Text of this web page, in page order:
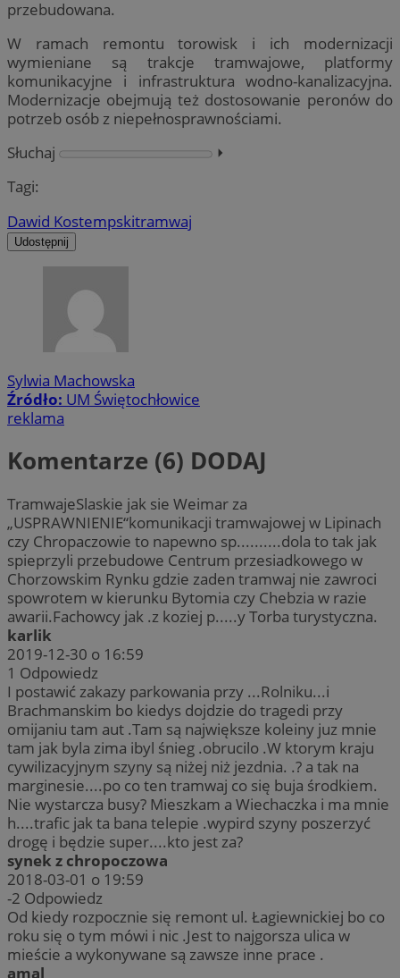
przebudowana.
W ramach remontu torowisk i ich modernizacji
wymieniane są trakcje tramwajowe, platformy
komunikacyjne i infrastruktura wodno-kanalizacyjna.
Modernizacje obejmują też dostosowanie peronów do
potrzeb osób z niepełnosprawnościami.
Słuchaj
⏵︎
Tagi:
Dawid Kostempskitramwaj
Udostępnij
Sylwia Machowska
Źródło: UM Świętochłowice
reklama
Komentarze (6) DODAJ
TramwajeSlaskie jak sie Weimar za
„USPRAWNIENIE“komunikacji tramwajowej w Lipinach
czy Chropaczowie to napewno sp..........dola to tak jak
spieprzyli przebudowe Centrum przesiadkowego w
Chorzowskim Rynku gdzie zaden tramwaj nie zawroci
spowrotem w kierunku Bytomia czy Chebzia w razie
awarii.Fachowcy jak .z koziej p.....y Torba turystyczna.
karlik
2019-12-30 o 16:59
1 Odpowiedz
I postawić zakazy parkowania przy ...Rolniku...i
Brachmanskim bo kiedys dojdzie do tragedi przy
omijaniu tam aut .Tam są największe koleiny juz mnie
tam jak byla zima ibyl śnieg .obrucilo .W ktorym kraju
cywilizacyjnym szyny są niżej niż jezdnia. .? a tak na
marginesie....po co ten tramwaj co się buja środkiem.
Nie wystarcza busy? Mieszkam a Wiechaczka i ma mnie
h....trafic jak ta bana telepie .wypird szyny poszerzyć
drogę i będzie super....kto jest za?
synek z chropoczowa
2018-03-01 o 19:59
-2 Odpowiedz
Od kiedy rozpocznie się remont ul. Łagiewnickiej bo co
roku się o tym mówi i nic .Jest to najgorsza ulica w
mieście a wykonywane są zawsze inne prace .
amal